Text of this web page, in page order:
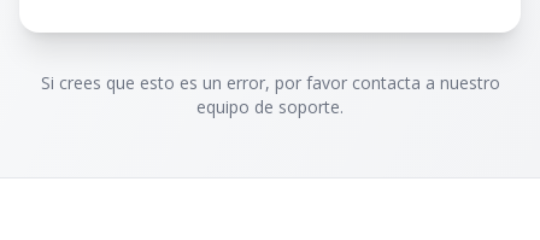
Si crees que esto es un error, por favor contacta a nuestro
equipo de soporte.